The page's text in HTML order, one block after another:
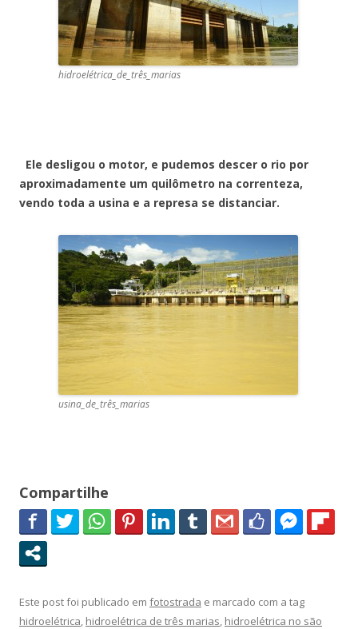
hidroelétrica_de_três_marias
Ele desligou o motor, e pudemos descer o rio por
aproximadamente um quilômetro na correnteza,
vendo toda a usina e a represa se distanciar.
usina_de_três_marias
Compartilhe
Este post foi publicado em fotostrada e marcado com a tag
hidroelétrica, hidroelétrica de três marias, hidroelétrica no são